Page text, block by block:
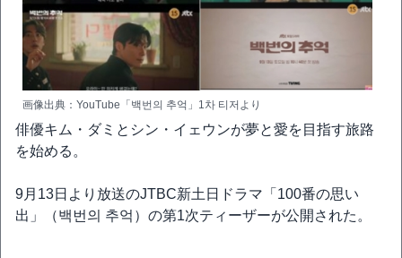
画像出典：YouTube「백번의 추억」1차 티저より
俳優キム・ダミとシン・イェウンが夢と愛を目指す旅路
を始める。
9月13日より放送のJTBC新土日ドラマ「100番の思い
出」（백번의 추억）の第1次ティーザーが公開された。